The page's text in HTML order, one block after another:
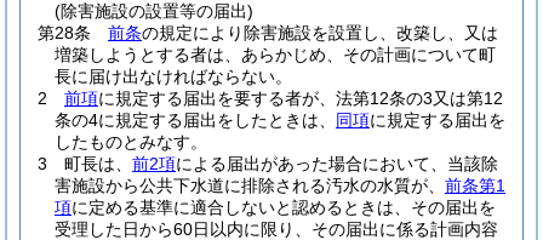
(除害施設の設置等の届出)
第28条
前条の規定により除害施設を設置し、改築し、又は
増築しようとする者は、あらかじめ、その計画について町
長に届け出なければならない。
2
前項に規定する届出を要する者が、法第12条の3又は第12
条の4に規定する届出をしたときは、 同項に規定する届出を
したものとみなす。
3
町長は、 前2項による届出があった場合において、当該除
害施設から公共下水道に排除される汚水の水質が、 前条第1
項に定める基準に適合しないと認めるときは、その届出を
受理した日から60日以内に限り、その届出に係る計画内容